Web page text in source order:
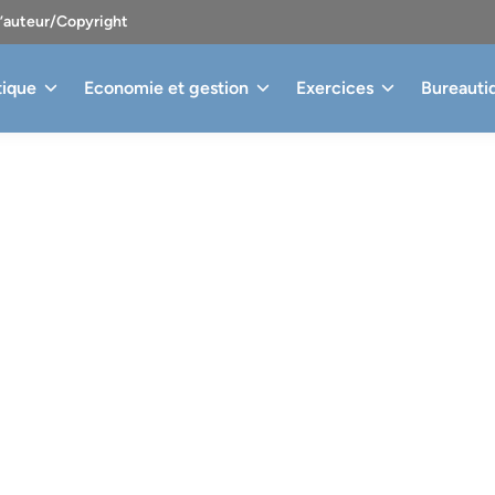
Copyright
Economie et gestion Exercices